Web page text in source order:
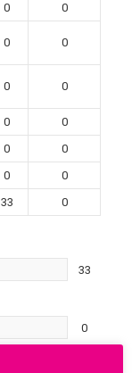
0 0
0 0
0 0
0
0
0
0
0
0
33 0
33
0